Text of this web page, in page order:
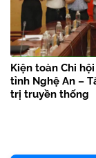
Kiện toàn Chi
tỉnh Nghệ An –
trị truyền thống